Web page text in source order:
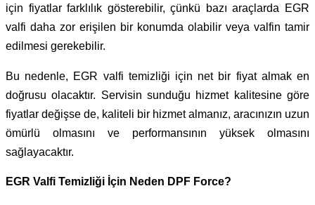
için fiyatlar farklılık gösterebilir, çünkü bazı araçlarda EGR
valfi daha zor erişilen bir konumda olabilir veya valfin tamir
edilmesi gerekebilir.
Bu nedenle, EGR valfi temizliği için net bir fiyat almak en
doğrusu olacaktır. Servisin sunduğu hizmet kalitesine göre
fiyatlar değişse de, kaliteli bir hizmet almanız, aracınızın uzun
ömürlü olmasını ve performansının yüksek olmasını
sağlayacaktır.
EGR Valfi Temizliği İçin Neden DPF Force?